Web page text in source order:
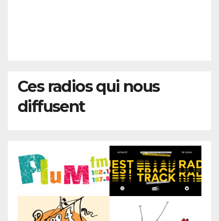
Ces radios qui nous
diffusent